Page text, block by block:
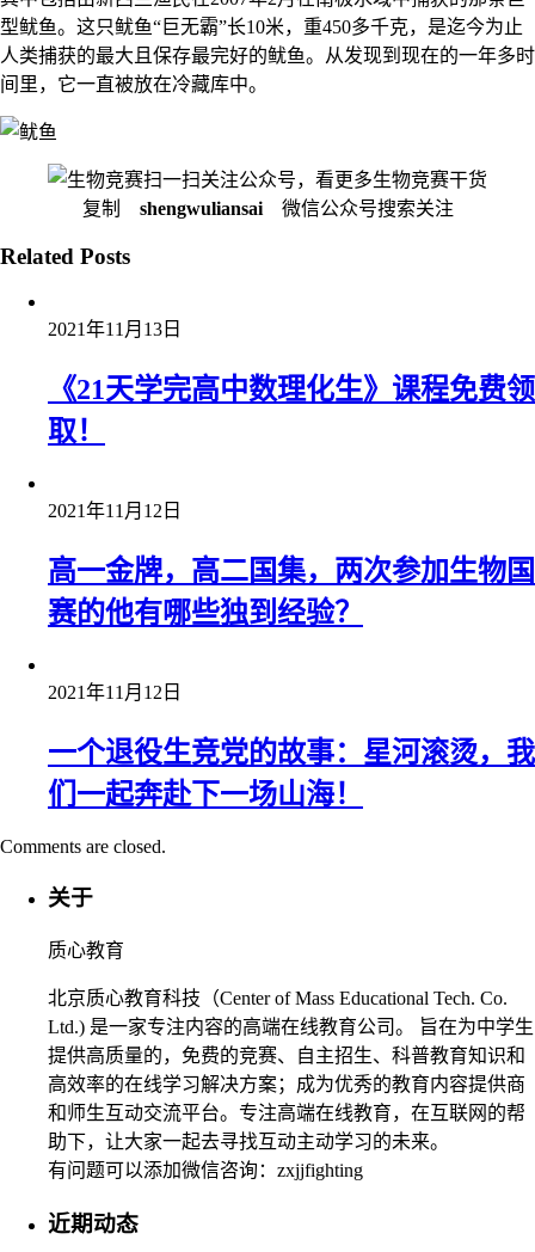
型鱿鱼。这只鱿鱼“巨无霸”长10米，重450多千克，是迄今为止
人类捕获的最大且保存最完好的鱿鱼。从发现到现在的一年多时
间里，它一直被放在冷藏库中。
扫一扫关注公众号，看更多生物竞赛干货
复制 shengwuliansai微信公众号搜索关注
Related Posts
2021年11月13日
《21天学完高中数理化生》课程免费领
取！
2021年11月12日
高一金牌，高二国集，两次参加生物国
赛的他有哪些独到经验？
2021年11月12日
一个退役生竞党的故事：星河滚烫，我
们一起奔赴下一场山海！
Comments are closed.
关于
质心教育
北京质心教育科技（Center of Mass Educational Tech. Co.
Ltd.) 是一家专注内容的高端在线教育公司。 旨在为中学生
提供高质量的，免费的竞赛、自主招生、科普教育知识和
高效率的在线学习解决方案；成为优秀的教育内容提供商
和师生互动交流平台。专注高端在线教育，在互联网的帮
助下，让大家一起去寻找互动主动学习的未来。
有问题可以添加微信咨询：zxjjfighting
近期动态